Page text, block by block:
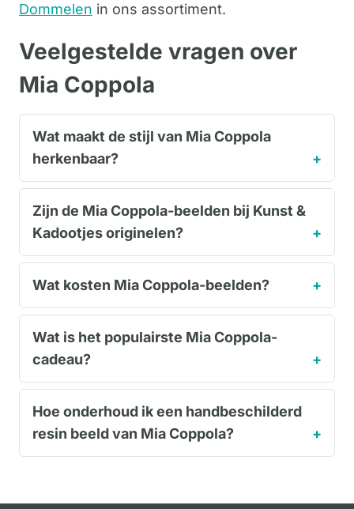
Dommelen in ons assortiment.
Veelgestelde vragen over
Mia Coppola
Wat maakt de stijl van Mia Coppola
herkenbaar?
Zijn de Mia Coppola-beelden bij Kunst &
Kadootjes originelen?
Wat kosten Mia Coppola-beelden?
Wat is het populairste Mia Coppola-
cadeau?
Hoe onderhoud ik een handbeschilderd
resin beeld van Mia Coppola?